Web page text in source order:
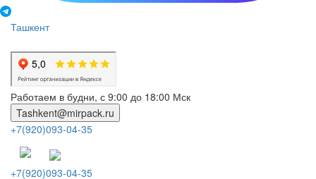
Ташкент
Работаем в будни, с 9:00 до 18:00 Мск
Tashkent@mirpack.ru
+7(920)093-04-35
+7(920)093-04-35